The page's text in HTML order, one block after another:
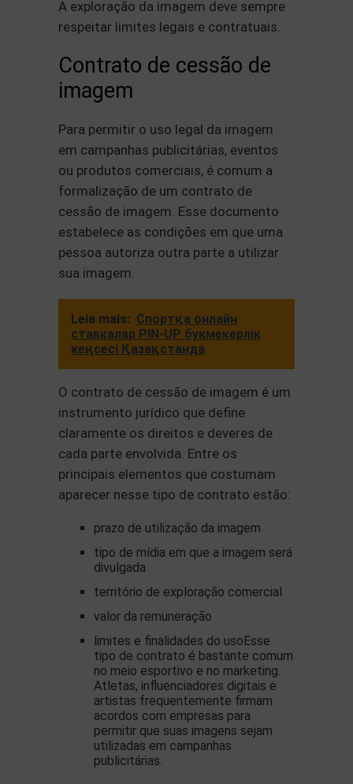
A exploração da imagem deve sempre
respeitar limites legais e contratuais.
Contrato de cessão de
imagem
Para permitir o uso legal da imagem
em campanhas publicitárias, eventos
ou produtos comerciais, é comum a
formalização de um contrato de
cessão de imagem. Esse documento
estabelece as condições em que uma
pessoa autoriza outra parte a utilizar
sua imagem.
Leia mais: Спортқа онлайн
ставкалар PIN-UP букмекерлік
кеңсесі Қазақстанда
O contrato de cessão de imagem é um
instrumento jurídico que define
claramente os direitos e deveres de
cada parte envolvida. Entre os
principais elementos que costumam
aparecer nesse tipo de contrato estão:
prazo de utilização da imagem
tipo de mídia em que a imagem será
divulgada
território de exploração comercial
valor da remuneração
limites e finalidades do usoEsse
tipo de contrato é bastante comum
no meio esportivo e no marketing.
Atletas, influenciadores digitais e
artistas frequentemente firmam
acordos com empresas para
permitir que suas imagens sejam
utilizadas em campanhas
publicitárias.